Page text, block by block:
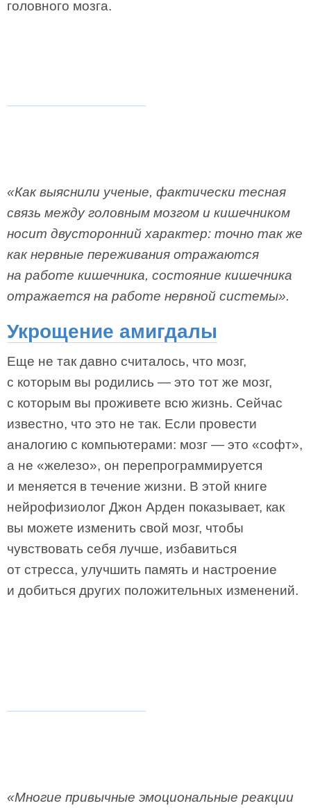
головного мозга.
«Как выяснили ученые, фактически тесная
связь между головным мозгом и кишечником
носит двусторонний характер: точно так же
как нервные переживания отражаются
на работе кишечника, состояние кишечника
отражается на работе нервной системы».
Укрощение амигдалы
Еще не так давно считалось, что мозг,
с которым вы родились — это тот же мозг,
с которым вы проживете всю жизнь. Сейчас
известно, что это не так. Если провести
аналогию с компьютерами: мозг — это «софт»,
а не «железо», он перепрограммируется
и меняется в течение жизни. В этой книге
нейрофизиолог Джон Арден показывает, как
вы можете изменить свой мозг, чтобы
чувствовать себя лучше, избавиться
от стресса, улучшить память и настроение
и добиться других положительных изменений.
«Многие привычные эмоциональные реакции